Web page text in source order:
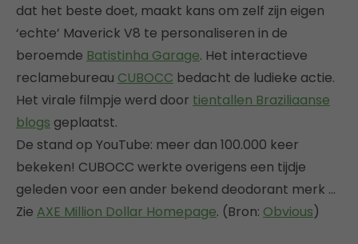
dat het beste doet, maakt kans om zelf zijn eigen
‘echte’ Maverick V8 te personaliseren in de
beroemde Batistinha Garage. Het interactieve
reclamebureau CUBOCC bedacht de ludieke actie.
Het virale filmpje werd door tientallen Braziliaanse
blogs geplaatst.
De stand op YouTube: meer dan 100.000 keer
bekeken! CUBOCC werkte overigens een tijdje
geleden voor een ander bekend deodorant merk …
Zie AXE Million Dollar Homepage. (Bron: Obvious)